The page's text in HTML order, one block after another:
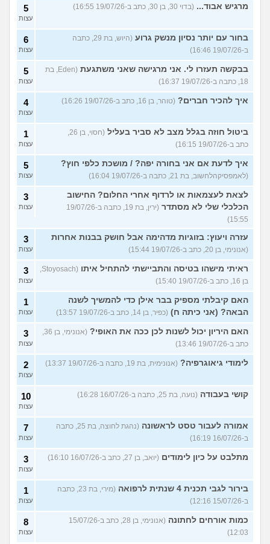
מרגיש אבוד... (בדוי 30, בן 30, כתב ב-19/07/26 16:55) 5
עצות
בחור עם יותר נסיון מנשק גרוע
(היוש, בת 29, כתבה
ב-19/07/26 16:46)
6
עצות
בבקשה תעזרו לי. אני מרגישה שאני משתגעת
(Eden, בת
18, כתבה ב-19/07/26 16:37)
5
עצות
איך להכיר חברים? (טוהר, בן 16, כתב ב-19/07/26 16:26) 4
עצות
ביטול חוזה בגלל מצב לא סביר בעליל
(חסוי, בן 26,
כתב ב-19/07/26 16:15)
1
עצות
איך לדעת אם אני בחורה יפה? / מושכת כלפי חוץ?
(לאמפסיקהלחשוב, בת 21, כתבה ב-19/07/26 16:04)
5
עצות
לצאת לעצמאות או לרדוף אחרי החלום? החישוב
הכלכלי שלי לא מסתדר
(ירין, בת 19, כתבה ב-19/07/26
15:55)
3
עצות
עזרה ויעוץ: בזוגיות מדהימה אבל חושק בבנות אחרות
(אנונימי, בן 20, כתב ב-19/07/26 15:44)
3
עצות
ראיתי מישהו בטיסה והתביישתי להתחיל איתו
(Stoyosach,
בן 16, כתב ב-19/07/26 15:40)
3
עצות
האם קיבלתי מספיק בבר אילן כדי להמשיך לשנה
הבאה? (אני כיתה ח) (כפיר, בן 14, כתב ב-19/07/26 13:57)
1
עצות
האם היריון יכול לשנות לכן ככה את האופי?
(אנונימי, בן 36,
כתב ב-19/07/26 13:46)
3
עצות
לימודי גיאוגרפיה? (אנונימית, בת 19, כתבה ב-19/07/26 13:37) 2
עצות
קושי בעבודה (נועה, בת 25, כתבה ב-16/07/26 16:28) 10
עצות
אמורה לעבור טסט לראשונה
(נהגת לחוצה, בת 25, כתבה
ב-16/07/26 16:19)
7
עצות
מתלבט על כיון לימודים (יואב, בן 27, כתב ב-16/07/26 16:10) 3
עצות
בירור לגבי תכנית 4 שנתית לרפואה
(מירי, בת 23, כתבה
ב-15/07/26 12:16)
1
עצות
כמות אורחים לחתונה
(אנונימי, בן 28, כתב ב-15/07/26
12:03)
8
עצות